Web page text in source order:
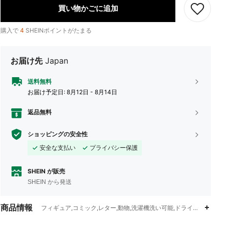
買い物かごに追加
購入で 4 SHEINポイントがたまる
お届け先 Japan
送料無料
お届け予定日: 8月12日 - 8月14日
返品無料
ショッピングの安全性
安全な支払い
プライバシー保護
SHEIN が販売
SHEIN から発送
商品情報 フィギュア,コミック,レター,動物,洗濯機洗い可能,ドライクリーニング不可,